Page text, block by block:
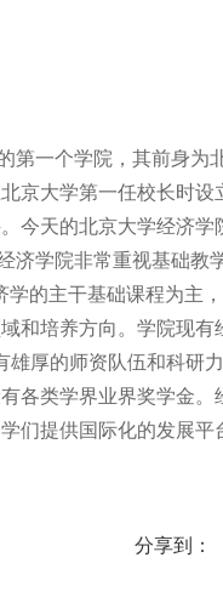
第一个学院，其前身为
京大学第一任校长时
今天的北京大学经济学
济学院非常重视基础教
的主干基础课程为主
和培养方向。学院现有
雄厚的师资队伍和科研
各类学界业界奖学金。
们提供国际化的发展平
分享到：